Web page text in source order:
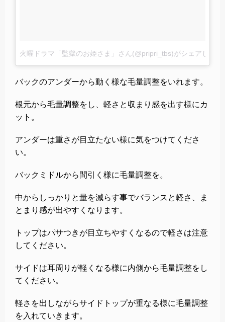
火曜ドラマ「監獄のお姫さま」さん(@pripri_tbs)がシェアした投
バックのアンダーから動く様な毛量調整をいれます。
根元から毛量調整をし、軽さと収まり感を出す様にカ
ット。
アンダーは重さが目立たない様に気をつけてくださ
い。
バックミドルから間引く様に毛量調整を。
中からしっかりと量を減らす事でバランスと軽さ、ま
とまり感が出やすくなります。
トップはパサつきが目立ちやすくなるので軽さは注意
してください。
サイドは耳周りが軽くなる様に内側から毛量調整をし
てください。
軽さを出しながらサイドトップが重なる様に毛量調整
を入れていきます。